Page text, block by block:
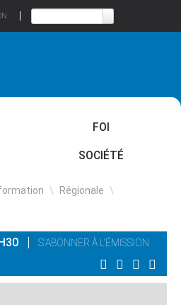
FOI
SOCIÉTÉ
\ Régionale \
S'ABONNER À L'ÉMISSION